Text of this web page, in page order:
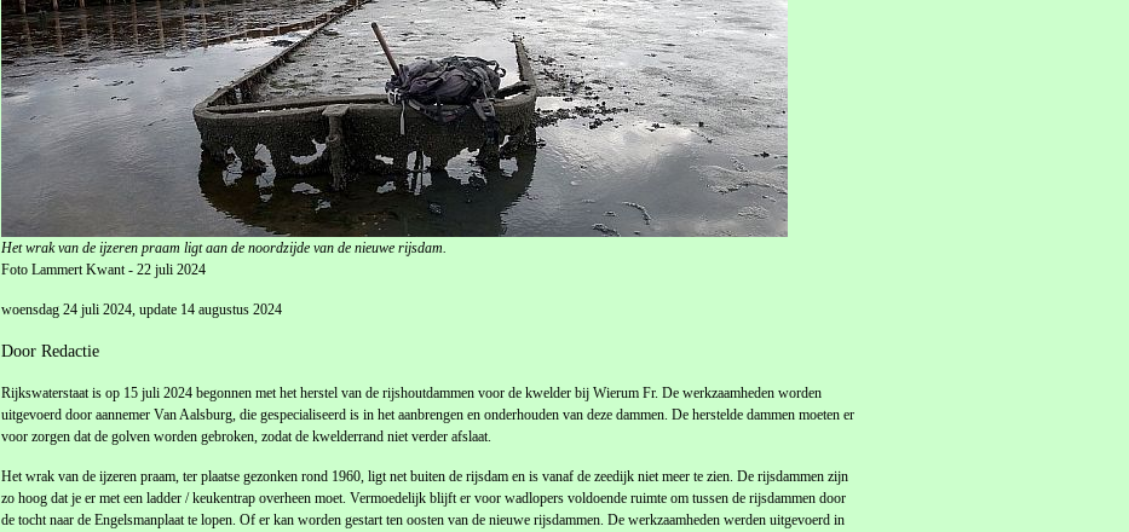
Het wrak van de ijzeren praam ligt aan de noordzijde van de nieuwe rijsdam.
Foto Lammert Kwant - 22 juli 2024
woensdag 24 juli 2024, update 14 augustus 2024
Door Redactie
Rijkswaterstaat is op 15 juli 2024 begonnen met het herstel van de rijshoutdammen voor de kwelder bij Wierum Fr. De werkzaamheden worden
uitgevoerd door aannemer Van Aalsburg, die gespecialiseerd is in het aanbrengen en onderhouden van deze dammen. De herstelde dammen moeten er
voor zorgen dat de golven worden gebroken, zodat de kwelderrand niet verder afslaat.
Het wrak van de ijzeren praam, ter plaatse gezonken rond 1960, ligt net buiten de rijsdam en is vanaf de zeedijk niet meer te zien. De rijsdammen zijn
zo hoog dat je er met een ladder / keukentrap overheen moet. Vermoedelijk blijft er voor wadlopers voldoende ruimte om tussen de rijsdammen door
de tocht naar de Engelsmanplaat te lopen. Of er kan worden gestart ten oosten van de nieuwe rijsdammen. De werkzaamheden werden uitgevoerd in